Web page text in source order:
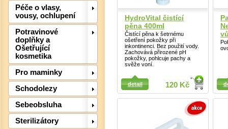
Péče o vlasy,
vousy, ochlupení
Potravinové
doplňky a
Ošetřující
kosmetika
Pro maminky
Schodolezy
Sebeobsluha
Sterilizátory
HydroVital čistící
pěna 400ml
Čistící pěna k šetrnému
ošetření pokožky při
inkontinenci. Bez použití vody.
Zachovává přirozené pH
pokožky, pohlcuje pachy a
svěže voní.
120 Kč
detail
Detail